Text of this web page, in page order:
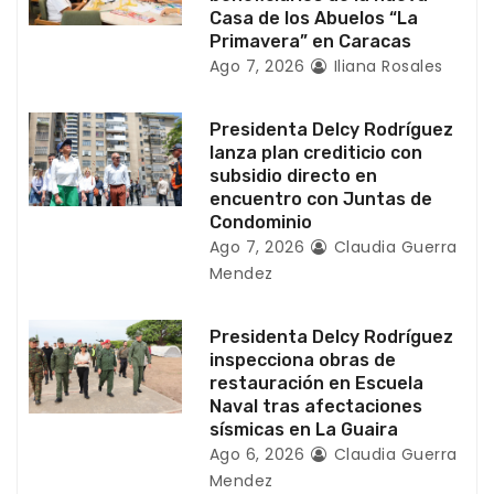
t
a
d
Casa de los Abuelos “La
Primavera” en Caracas
Ago 7, 2026 Iliana Rosales
Presidenta Delcy Rodríguez
lanza plan crediticio con
subsidio directo en
encuentro con Juntas de
Condominio
Ago 7, 2026
Claudia Guerra
Mendez
Presidenta Delcy Rodríguez
inspecciona obras de
restauración en Escuela
Naval tras afectaciones
sísmicas en La Guaira
Ago 6, 2026
Claudia Guerra
Mendez